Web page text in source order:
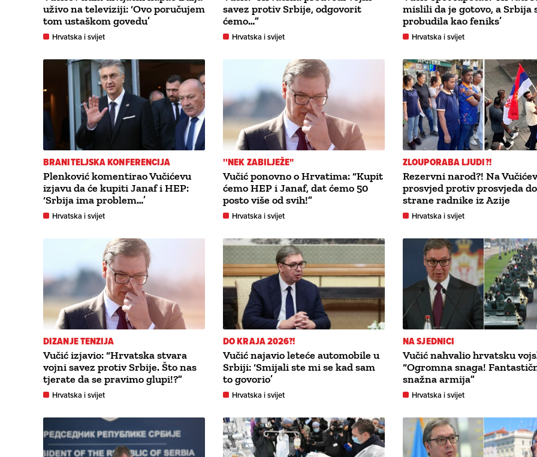
uživo na televiziji: ‘Ovo poručujem
tom ustaškom govedu’
Hrvatska i svijet
savez protiv Srbije, odgovorit
ćemo…”
Hrvatska i svijet
mislili da je gotovo, a Srbija
probudila kao feniks’
Hrvatska i svijet
BRANITELJSKA KONFERENCIJA
Plenković komentirao Vučićevu
izjavu da će kupiti Janaf i HEP:
‘Srbija ima problem…’
Hrvatska i svijet
''NEK ZABILJEŽE"
Vučić ponovno o Hrvatima: “Kupit
ćemo HEP i Janaf, dat ćemo 50
posto više od svih!”
Hrvatska i svijet
ZLOUPORABA LJUDI?!
Rezervni narod?! Na Vučićev
prosvjed protiv prosvjeda
strane radnike iz Azije
Hrvatska i svijet
DIZANJE TENZIJA
Vučić izjavio: “Hrvatska stvara
vojni savez protiv Srbije. Što nas
tjerate da se pravimo glupi!?”
Hrvatska i svijet
DO KRAJA 2026?!
Vučić najavio leteće automobile u
Srbiji: ‘Smijali ste mi se kad sam
to govorio’
Hrvatska i svijet
NA SJEDNICI
Vučić nahvalio hrvatsku
“Ogromna snaga!
snažna armija”
Hrvatska i svijet